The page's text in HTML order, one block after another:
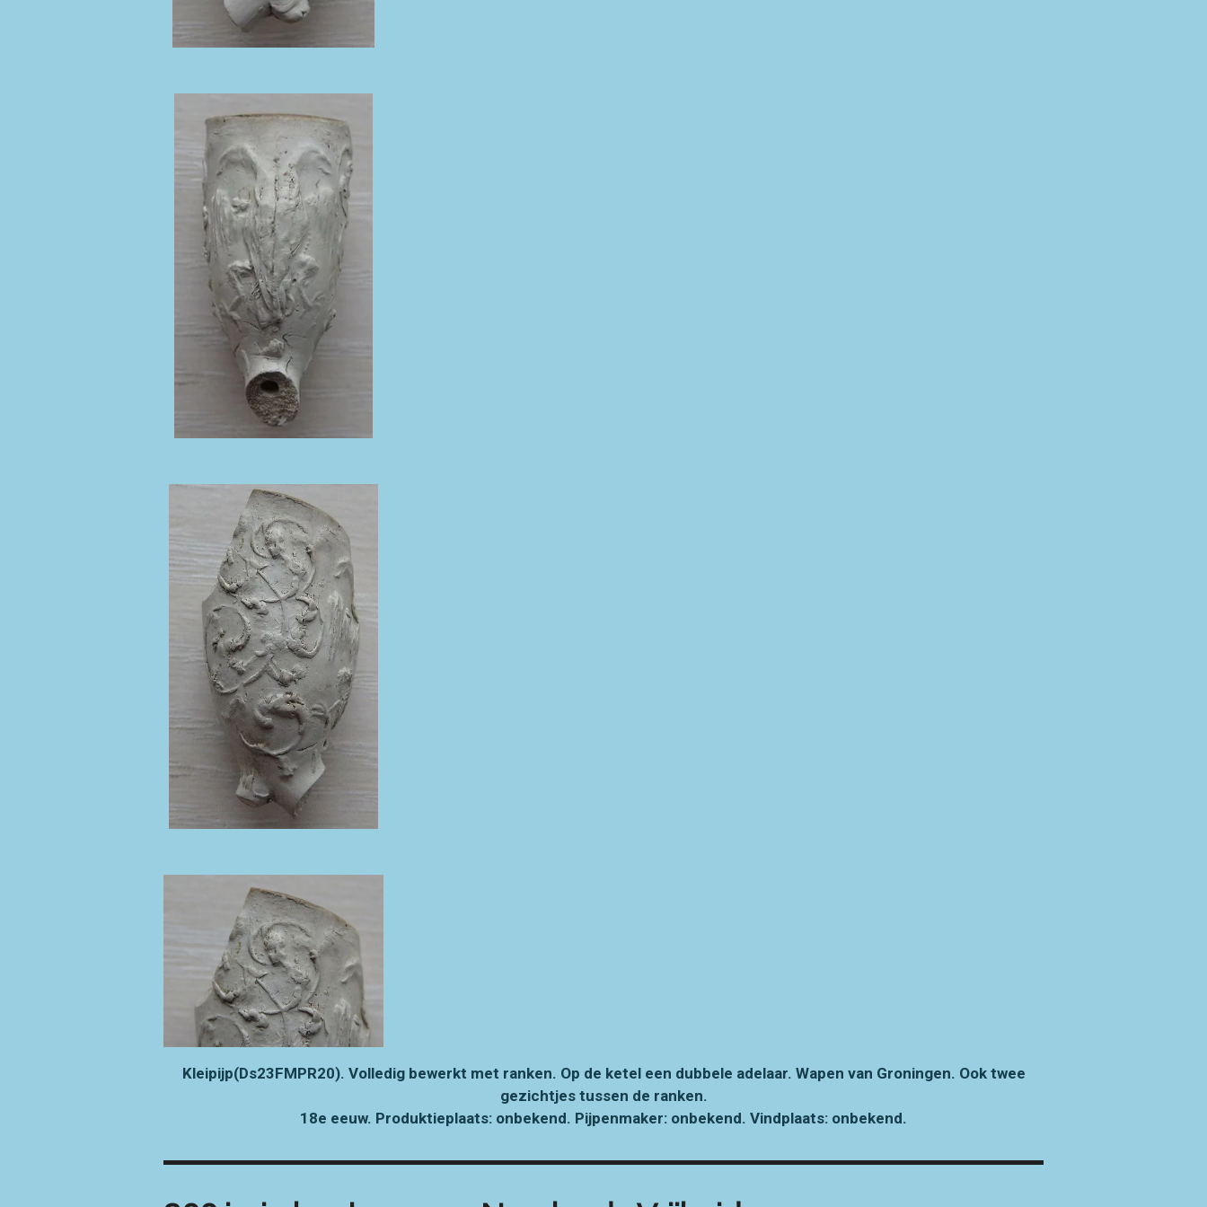
Kleipijp(Ds23FMPR20). Volledig bewerkt met ranken. Op de ketel een dubbele adelaar. Wapen van Groningen. Ook twee
gezichtjes tussen de ranken.
18e eeuw. Produktieplaats: onbekend. Pijpenmaker: onbekend. Vindplaats: onbekend.